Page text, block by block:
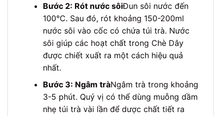
Bước 2: Rót nước sôiĐun sôi nước đến
100°C. Sau đó, rót khoảng 150-200ml
nước sôi vào cốc có chứa túi trà. Nước
sôi giúp các hoạt chất trong Chè Dây
được chiết xuất ra một cách hiệu quả
nhất.
Bước 3: Ngâm tràNgâm trà trong khoảng
3-5 phút. Quý vị có thể dùng muỗng dầm
nhẹ túi trà vài lần để dược chất tiết ra